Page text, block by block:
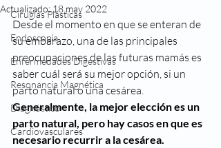
Cirugías Plásticas
Endoscopía
Enfermedades Digestivas
Resonancia Magnética
Diagnóstico
Cardiovasculares
Actualizado:18 may 2022
Desde el momento en que se enteran de
su embarazo, una de las principales
preocupaciones de las futuras mamás es
saber cuál será su mejor opción, si un
parto natural o una cesárea.
Generalmente, la mejor elección es un
parto natural, pero hay casos en que es
necesario recurrir a la cesárea.